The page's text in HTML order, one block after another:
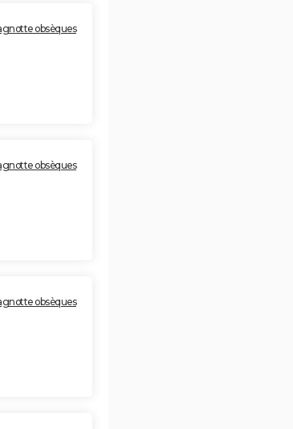
obsèques
obsèques
obsèques